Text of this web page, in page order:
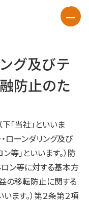
グ及びテ
防止のた
「当社」といいま
ローンダリング及び
等」といいます。）防
ン等に対する基本方
の移転防止に関する
ます。）第２条第２項